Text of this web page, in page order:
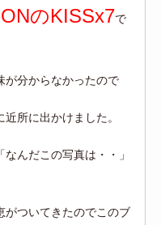
のKISSx7で
が分からなかったので
所に出かけました。
んだこの写真は・・」
がついてきたのでこのブ